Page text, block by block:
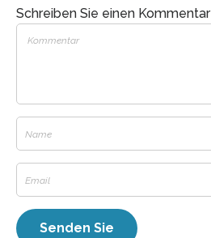
Schreiben Sie einen Kommentar